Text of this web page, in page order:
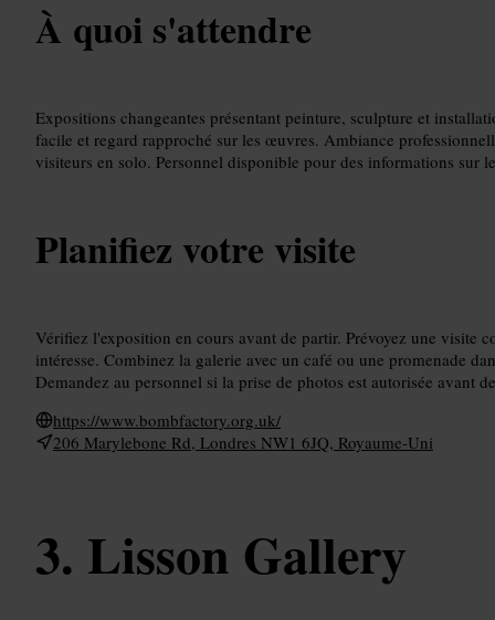
À quoi s'attendre
Expositions changeantes présentant peinture, sculpture et
facile et regard rapproché sur les œuvres. Ambiance
visiteurs en solo. Personnel disponible pour des informations sur
Planifiez votre visite
Vérifiez l'exposition en cours avant de partir. Prévoyez une visite
intéresse. Combinez la galerie avec un café ou une promenade
Demandez au personnel si la prise de photos est autorisée avant
https://www.bombfactory.org.uk/
206 Marylebone Rd, Londres NW1 6JQ, Royaume-Uni
Lisson Gallery